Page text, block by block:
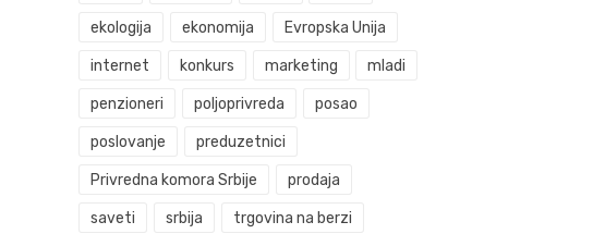
ekologija ekonomija Evropska Unija
internet konkurs marketing mladi
penzioneri poljoprivreda posao
poslovanje preduzetnici
Privredna komora Srbije prodaja
saveti srbija trgovina na berzi